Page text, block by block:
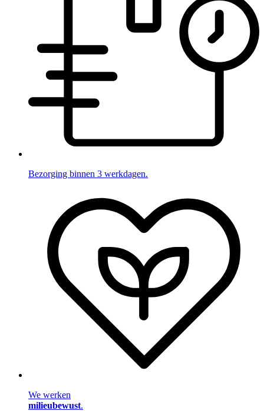
Bezorging binnen 3 werkdagen.
We werken
milieubewust.